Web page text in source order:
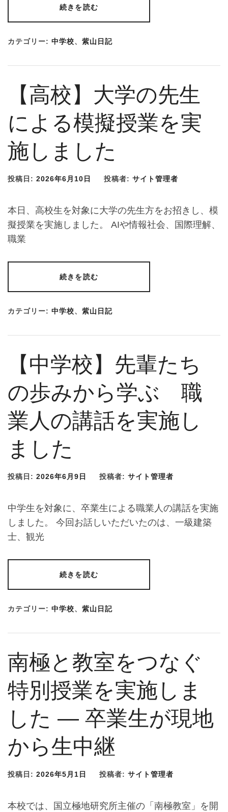
続きを読む
カテゴリー: 中学校、 紫山日記
【高校】大学の先生
による模擬授業を実
施しました
投稿日: 2026年6月10日 投稿者: サイト管理者
本日、高校生を対象に大学の先生方をお招きし、模
擬授業を実施しました。 AIや情報社会、国際理解、
職業
続きを読む
カテゴリー: 中学校、 紫山日記
【中学校】先輩たち
の歩みから学ぶ 職
業人の講話を実施し
ました
投稿日: 2026年6月9日 投稿者: サイト管理者
中学生を対象に、卒業生による職業人の講話を実施
しました。 今回お話しいただいたのは、一級建築
士、観光
続きを読む
カテゴリー: 中学校、 紫山日記
南極と教室をつなぐ
特別授業を実施しま
した ― 卒業生が現地
から生中継
投稿日: 2026年5月1日 投稿者: サイト管理者
本校では、国立極地研究所主催の「南極教室」を開